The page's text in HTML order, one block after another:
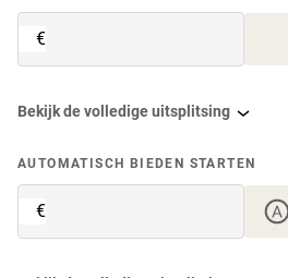
€
Bekijk de volledige uitsplitsing
AUTOMATISCH BIEDEN STARTEN
€